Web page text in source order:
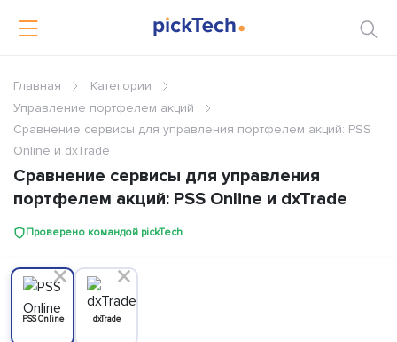
Главная
Категории
Управление портфелем акций
Сравнение сервисы для управления портфелем акций: PSS
Online и dxTrade
Сравнение сервисы для управления
портфелем акций: PSS Online и dxTrade
Проверено командой pickTech
PSS Online dxTrade